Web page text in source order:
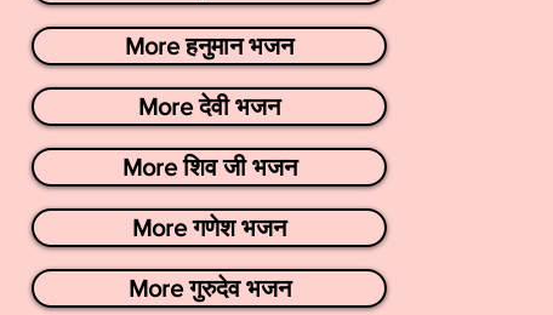
More हनुमान भजन
More देवी भजन
More शिव जी भजन
More गणेश भजन
More गुरुदेव भजन